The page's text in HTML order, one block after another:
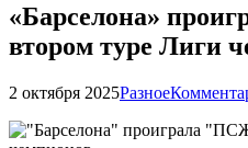
«Барселона»
втором туре Лиги
2 октября 2025Разное